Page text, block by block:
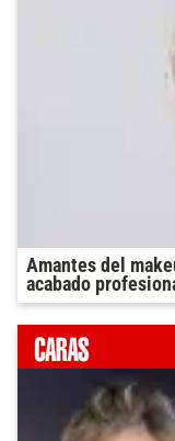
Amantes del
acabado